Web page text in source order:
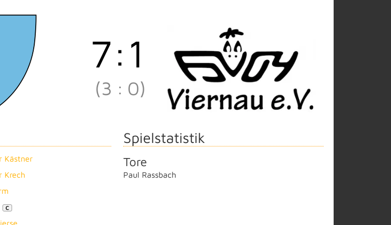
7: 1
(3 : 0)
Kästner
Krech
C
Spielstatistik
Tore
Paul Rassbach